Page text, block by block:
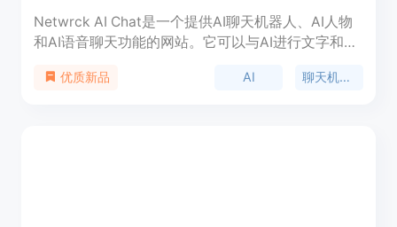
Netwrck AI Chat是一个提供AI聊天机器人、AI人物
和AI语音聊天功能的网站。它可以与AI进行文字和语
Chat可以用于各种场景，如娱乐、学习、工作等。它
优质新品 AI 聊天机器人